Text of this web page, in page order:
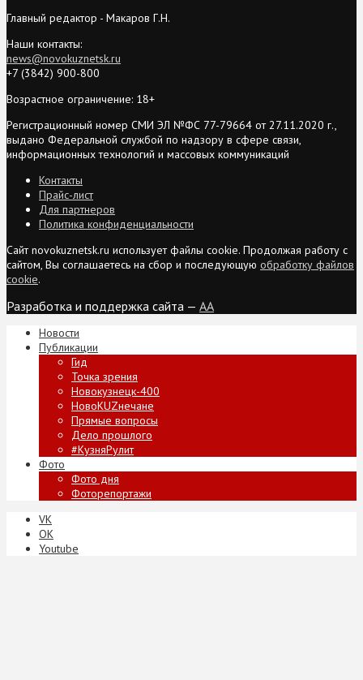
Главный редактор - Макаров Г.Н.
Наши контакты:
news@novokuznetsk.ru
+7 (3842) 900-800
Возрастное ограничение: 18+
Регистрационный номер СМИ ЭЛ №ФС 77-79664 от 27.11.2020 г.,
выдано Федеральной службой по надзору в сфере связи,
информационных технологий и массовых коммуникаций
Контакты
Прайс-лист
Для партнеров
Политика конфиденциальности
Сайт novokuznetsk.ru использует файлы cookie. Продолжая работу с
сайтом, Вы соглашаетесь на сбор и последующую обработку файлов
cookie.
Разработка и поддержка сайта — AA
Новости
Публикации
Гид
Точка зрения
Новокузнецк-400
НовоKUZнечане
Прямые вопросы
Дело прошлого
#КузняРулит
Фото
Фото дня
Фоторепортажи
VK
ОК
Youtube